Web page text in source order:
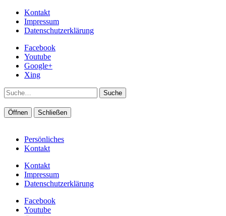
Kontakt
Impressum
Datenschutzerklärung
Facebook
Youtube
Google+
Xing
Suche
Öffnen Schließen
Persönliches
Kontakt
Kontakt
Impressum
Datenschutzerklärung
Facebook
Youtube